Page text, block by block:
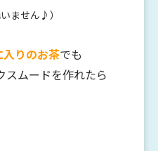
ません♪）
入りのお茶でも
スムードを作れたら